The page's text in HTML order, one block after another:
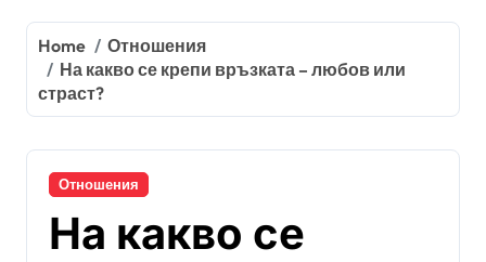
Home
Отношения
На какво се крепи връзката – любов или
страст?
Отношения
На какво се